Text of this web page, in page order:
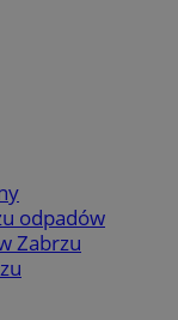
odpadów
Zabrzu